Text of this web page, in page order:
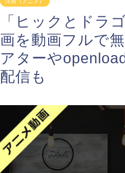
「ヒックとドラ
画を動画フルで
アターや
配信も